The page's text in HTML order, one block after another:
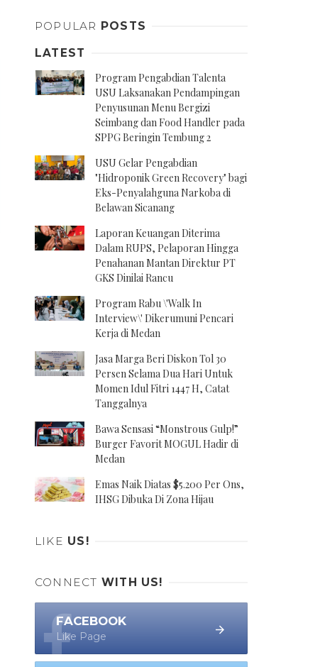
POPULAR POSTS
LATEST
Program Pengabdian Talenta
USU Laksanakan Pendampingan
Penyusunan Menu Bergizi
Seimbang dan Food Handler pada
SPPG Beringin Tembung 2
USU Gelar Pengabdian
"Hidroponik Green Recovery" bagi
Eks-Penyalahguna Narkoba di
Belawan Sicanang
Laporan Keuangan Diterima
Dalam RUPS, Pelaporan Hingga
Penahanan Mantan Direktur PT
GKS Dinilai Rancu
Program Rabu \'Walk In
Interview\' Dikerumuni Pencari
Kerja di Medan
Jasa Marga Beri Diskon Tol 30
Persen Selama Dua Hari Untuk
Momen Idul Fitri 1447 H, Catat
Tanggalnya
Bawa Sensasi “Monstrous Gulp!”
Burger Favorit MOGUL Hadir di
Medan
Emas Naik Diatas $5.200 Per Ons,
IHSG Dibuka Di Zona Hijau
LIKE US!
CONNECT WITH US!
FACEBOOK
Like Page